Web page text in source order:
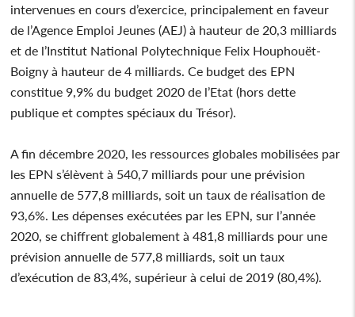
intervenues en cours d’exercice, principalement en faveur
de l’Agence Emploi Jeunes (AEJ) à hauteur de 20,3 milliards
et de l’Institut National Polytechnique Felix Houphouët-
Boigny à hauteur de 4 milliards. Ce budget des EPN
constitue 9,9% du budget 2020 de l’Etat (hors dette
publique et comptes spéciaux du Trésor).
A fin décembre 2020, les ressources globales mobilisées par
les EPN s’élèvent à 540,7 milliards pour une prévision
annuelle de 577,8 milliards, soit un taux de réalisation de
93,6%. Les dépenses exécutées par les EPN, sur l’année
2020, se chiffrent globalement à 481,8 milliards pour une
prévision annuelle de 577,8 milliards, soit un taux
d’exécution de 83,4%, supérieur à celui de 2019 (80,4%).